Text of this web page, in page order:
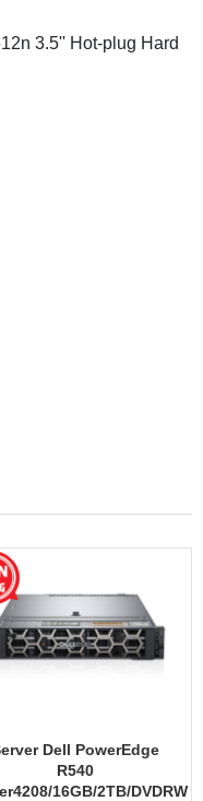
3.5'' Hot-plug Hard
Dell PowerEdge
R540
16GB/2TB/DVDRW